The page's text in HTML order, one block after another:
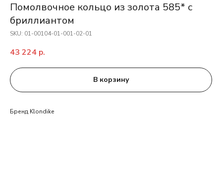
Помолвочное кольцо из золота 585* с
бриллиантом
SKU: 01-00104-01-001-02-01
43 224 р.
В корзину
Бренд Klondike